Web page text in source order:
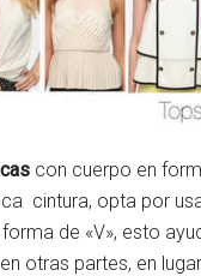
con cuerpo en
cintura, opta por
de «V», esto
otras partes, en